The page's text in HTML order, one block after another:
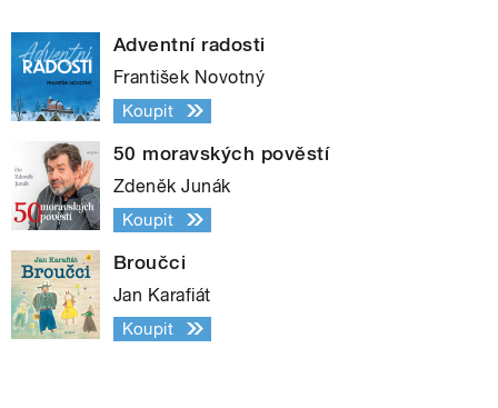
Adventní radosti
František Novotný
Koupit
50 moravských pověstí
Zdeněk Junák
Koupit
Broučci
Jan Karafiát
Koupit